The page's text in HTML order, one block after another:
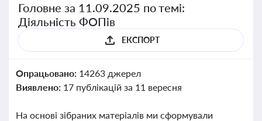
Головне за 11.09.2025 по темі:
Діяльність ФОПів
ЕКСПОРТ
Опрацьовано: 14263 джерел
Виявлено: 17 публікацій за 11 вересня
На основі зібраних матеріалів ми сформували